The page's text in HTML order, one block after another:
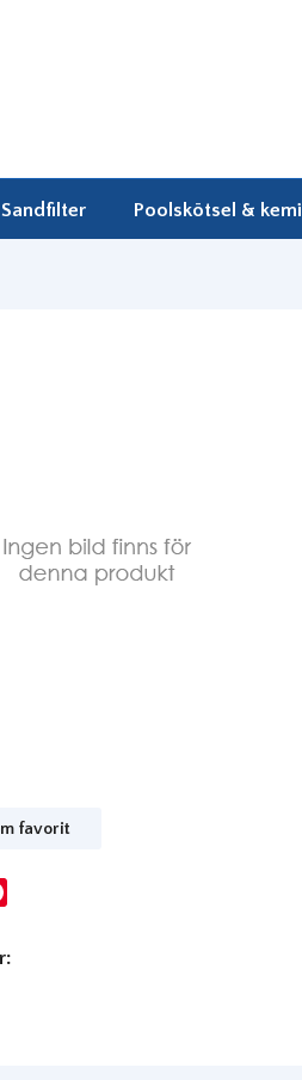
Sandfilter Poolskötsel & kemi
favorit